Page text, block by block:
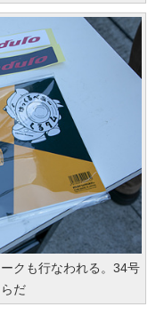
クも行なわれる。34号
だ